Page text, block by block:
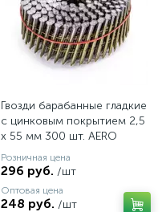
Гвозди барабанные гладкие
с цинковым покрытием 2,5
х 55 мм 300 шт. AERO
Розничная цена
296 руб. /шт
Оптовая цена
248 руб. /шт